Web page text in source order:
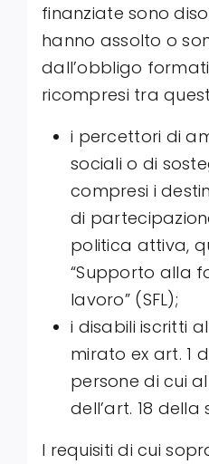
finanziate sono
hanno assolto o
dall’obbligo
ricompresi tra
i percettori di
sociali o di
compresi i
di
politica attiva,
“Supporto alla
lavoro” (SFL);
i disabili iscritti
mirato ex art. 1
persone di cui
dell’art. 18 della
I requisiti di cui